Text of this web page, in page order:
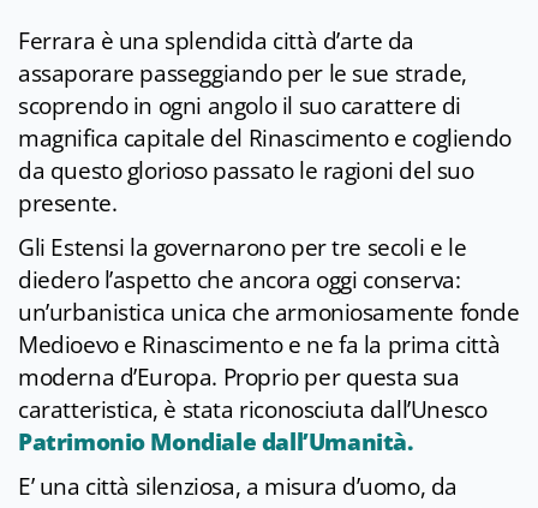
Ferrara è una splendida città d’arte da
assaporare passeggiando per le sue strade,
scoprendo in ogni angolo il suo carattere di
magnifica capitale del Rinascimento e cogliendo
da questo glorioso passato le ragioni del suo
presente.
Gli Estensi la governarono per tre secoli e le
diedero l’aspetto che ancora oggi conserva:
un’urbanistica unica che armoniosamente fonde
Medioevo e Rinascimento e ne fa la prima città
moderna d’Europa. Proprio per questa sua
caratteristica, è stata riconosciuta dall’Unesco
Patrimonio Mondiale dall’Umanità.
E’ una città silenziosa, a misura d’uomo, da